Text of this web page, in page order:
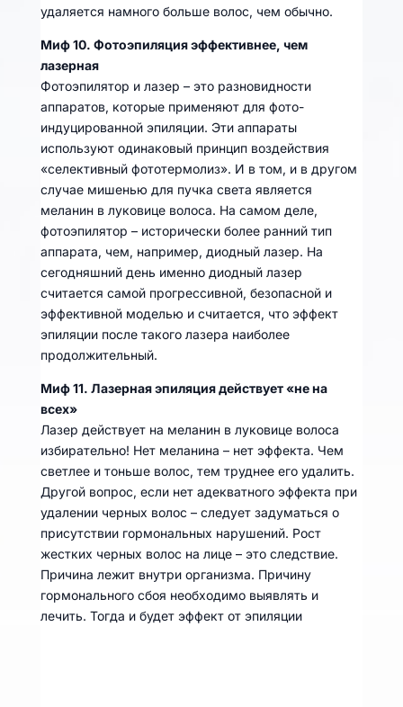
удаляется намного больше волос, чем обычно.
Миф 10. Фотоэпиляция эффективнее, чем
лазерная
Фотоэпилятор и лазер – это разновидности
аппаратов, которые применяют для фото-
индуцированной эпиляции. Эти аппараты
используют одинаковый принцип воздействия
«селективный фототермолиз». И в том, и в другом
случае мишенью для пучка света является
меланин в луковице волоса. На самом деле,
фотоэпилятор – исторически более ранний тип
аппарата, чем, например, диодный лазер. На
сегодняшний день именно диодный лазер
считается самой прогрессивной, безопасной и
эффективной моделью и считается, что эффект
эпиляции после такого лазера наиболее
продолжительный.
Миф 11. Лазерная эпиляция действует «не на
всех»
Лазер действует на меланин в луковице волоса
избирательно! Нет меланина – нет эффекта. Чем
светлее и тоньше волос, тем труднее его удалить.
Другой вопрос, если нет адекватного эффекта при
удалении черных волос – следует задуматься о
присутствии гормональных нарушений. Рост
жестких черных волос на лице – это следствие.
Причина лежит внутри организма. Причину
гормонального сбоя необходимо выявлять и
лечить. Тогда и будет эффект от эпиляции